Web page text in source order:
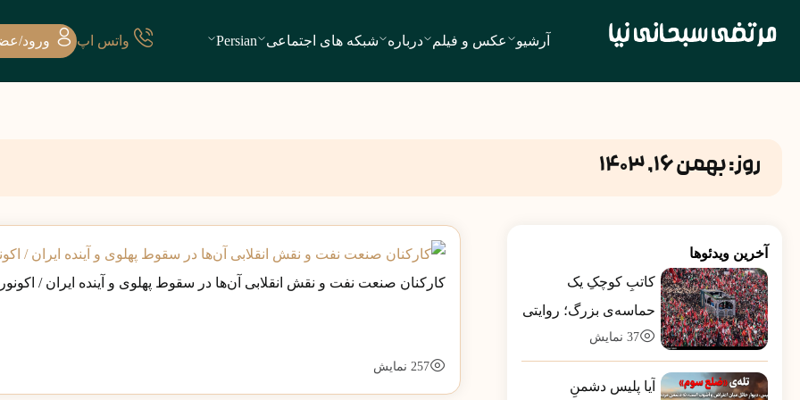
آرشیو عکس و فیلم درباره شبکه های اجتماعی Persian واتس اپ ورود/
روز:بهمن 16, 1403
آخرین ویدئوها
کاتبِ کوچکِ یک
حماسه‌ی بزرگ؛ روایتی
از بارِ سنگینِ کلمات در
37 نمایش
آیا پلیس دشمنِ
کارکنان صنعت نفت و نقش انقلابی آن‌ها در سقوط پهلوی و آینده ایران / اکونور
257 نمایش